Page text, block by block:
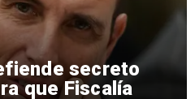
secreto
que Fiscalía